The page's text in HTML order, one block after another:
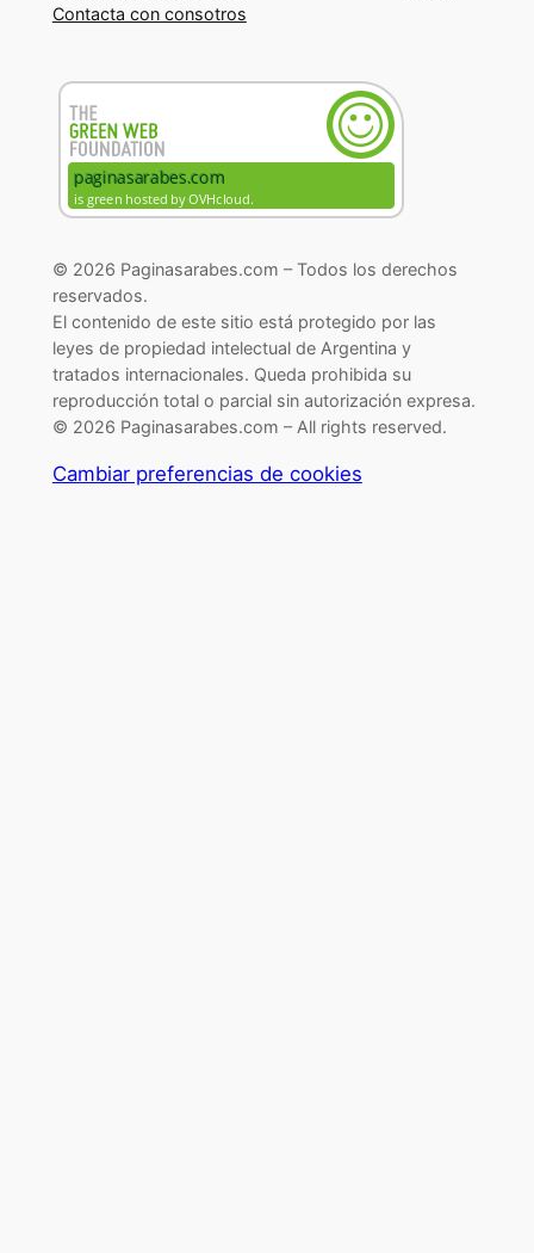
Contacta con consotros
© 2026 Paginasarabes.com – Todos los derechos
reservados.
El contenido de este sitio está protegido por las
leyes de propiedad intelectual de Argentina y
tratados internacionales. Queda prohibida su
reproducción total o parcial sin autorización expresa.
© 2026 Paginasarabes.com – All rights reserved.
Cambiar preferencias de cookies